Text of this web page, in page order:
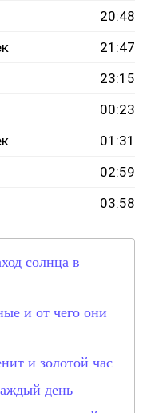
20:48
21:47
23:15
00:23
01:31
02:59
03:58
солнца в
и от чего они
и золотой час
день